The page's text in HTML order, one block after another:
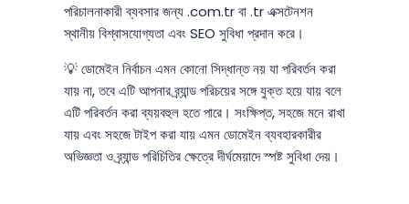
পরিচালনাকারী ব্যবসার জন্য .com.tr বা .tr এক্সটেনশন
স্থানীয় বিশ্বাসযোগ্যতা এবং SEO সুবিধা প্রদান করে।
💡 ডোমেইন নির্বাচন এমন কোনো সিদ্ধান্ত নয় যা পরিবর্তন করা
যায় না, তবে এটি আপনার ব্র্যান্ড পরিচয়ের সঙ্গে যুক্ত হয়ে যায় বলে
এটি পরিবর্তন করা ব্যয়বহুল হতে পারে। সংক্ষিপ্ত, সহজে মনে রাখা
যায় এবং সহজে টাইপ করা যায় এমন ডোমেইন ব্যবহারকারীর
অভিজ্ঞতা ও ব্র্যান্ড পরিচিতির ক্ষেত্রে দীর্ঘমেয়াদে স্পষ্ট সুবিধা দেয়।